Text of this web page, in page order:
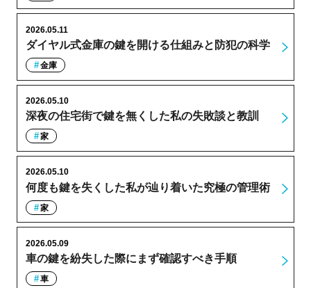
ダイヤル式金庫の鍵を開ける仕組みと防犯の科学
2026.05.11
金庫
深夜の住宅街で鍵を無くした私の失敗談と教訓
2026.05.10
家
何度も鍵を失くした私が辿り着いた究極の管理術
2026.05.10
家
車の鍵を紛失した際にまず確認すべき手順
2026.05.09
車